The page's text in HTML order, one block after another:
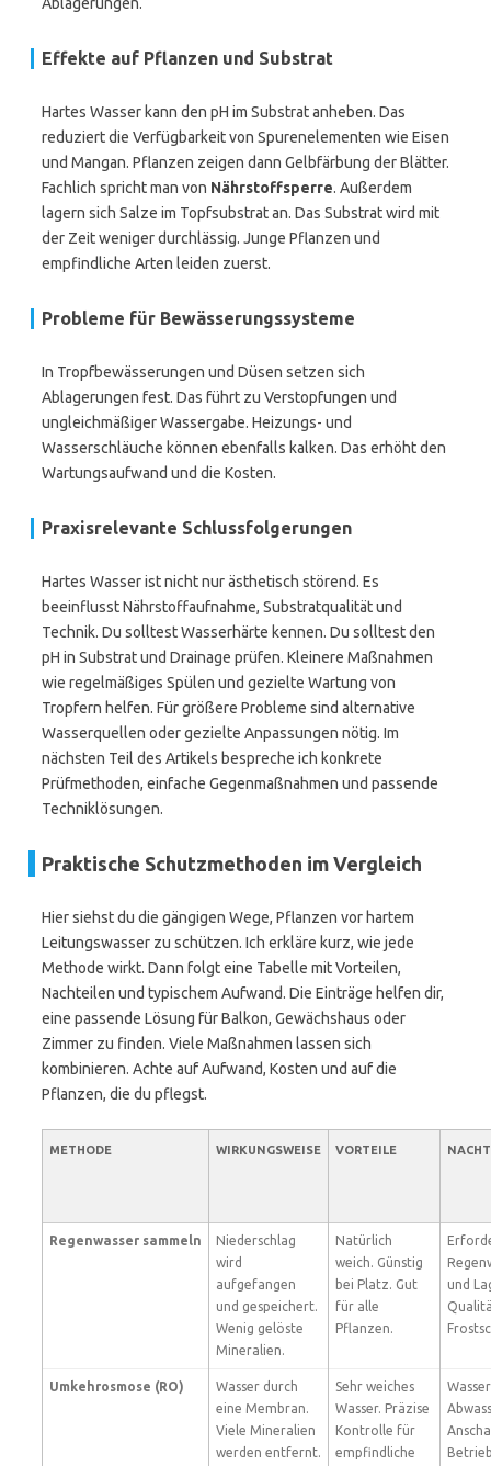
Effekte auf Pflanzen und Substrat
Hartes Wasser kann den pH im Substrat anheben. Das
reduziert die Verfügbarkeit von Spurenelementen wie Eisen
und Mangan. Pflanzen zeigen dann Gelbfärbung der Blätter.
Fachlich spricht man von Nährstoffsperre. Außerdem
lagern sich Salze im Topfsubstrat an. Das Substrat wird mit
der Zeit weniger durchlässig. Junge Pflanzen und
empfindliche Arten leiden zuerst.
Probleme für Bewässerungssysteme
In Tropfbewässerungen und Düsen setzen sich
Ablagerungen fest. Das führt zu Verstopfungen und
ungleichmäßiger Wassergabe. Heizungs- und
Wasserschläuche können ebenfalls kalken. Das erhöht den
Wartungsaufwand und die Kosten.
Praxisrelevante Schlussfolgerungen
Hartes Wasser ist nicht nur ästhetisch störend. Es
beeinflusst Nährstoffaufnahme, Substratqualität und
Technik. Du solltest Wasserhärte kennen. Du solltest den
pH in Substrat und Drainage prüfen. Kleinere Maßnahmen
wie regelmäßiges Spülen und gezielte Wartung von
Tropfern helfen. Für größere Probleme sind alternative
Wasserquellen oder gezielte Anpassungen nötig. Im
nächsten Teil des Artikels bespreche ich konkrete
Prüfmethoden, einfache Gegenmaßnahmen und passende
Techniklösungen.
Praktische Schutzmethoden im Vergleich
Hier siehst du die gängigen Wege, Pflanzen vor hartem
Leitungswasser zu schützen. Ich erkläre kurz, wie jede
Methode wirkt. Dann folgt eine Tabelle mit Vorteilen,
Nachteilen und typischem Aufwand. Die Einträge helfen dir,
eine passende Lösung für Balkon, Gewächshaus oder
Zimmer zu finden. Viele Maßnahmen lassen sich
kombinieren. Achte auf Aufwand, Kosten und auf die
Pflanzen, die du pflegst.
METHODE WIRKUNGSWEISE VORTEILE
Regenwasser sammeln
Niederschlag
wird
aufgefangen
und gespeichert.
Wenig gelöste
Mineralien.
Natürlich
weich. Günstig
bei Platz. Gut
für alle
Pflanzen.
und
Umkehrosmose (RO)
Wasser durch
eine Membran.
Viele Mineralien
werden entfernt.
Sehr weiches
Wasser. Präzise
Kontrolle für
empfindliche